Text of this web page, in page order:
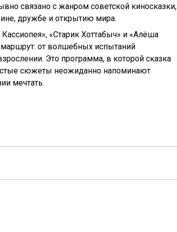
связано с жанром советской киносказки,
дружбе и открытию мира.
«Старик Хоттабыч» и «Алёша
от волшебных испытаний
Это программа, в которой сказка
сюжеты неожиданно напоминают
мечтать.